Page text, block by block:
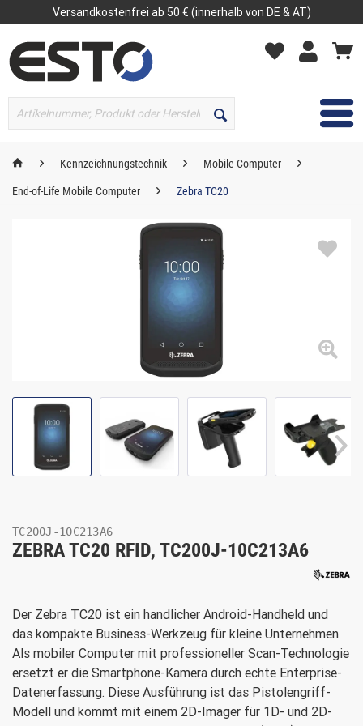
Versandkostenfrei ab 50 € (innerhalb von DE & AT)
MENÜ
Kennzeichnungstechnik Mobile Computer
End-of-Life Mobile Computer Zebra TC20
TC200J-10C213A6
ZEBRA TC20 RFID, TC200J-10C213A6
Der Zebra TC20 ist ein handlicher Android-Handheld und
das kompakte Business-Werkzeug für kleine Unternehmen.
Als mobiler Computer mit professioneller Scan-Technologie
ersetzt er die Smartphone-Kamera durch echte Enterprise-
Datenerfassung. Diese Ausführung ist das Pistolengriff-
Modell und kommt mit einem 2D-Imager für 1D- und 2D-